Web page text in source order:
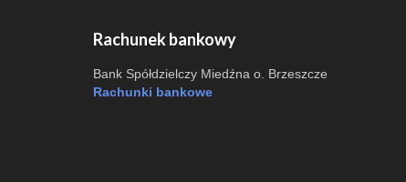
Rachunek bankowy
Bank Spółdzielczy Miedźna o. Brzeszcze
Rachunki bankowe